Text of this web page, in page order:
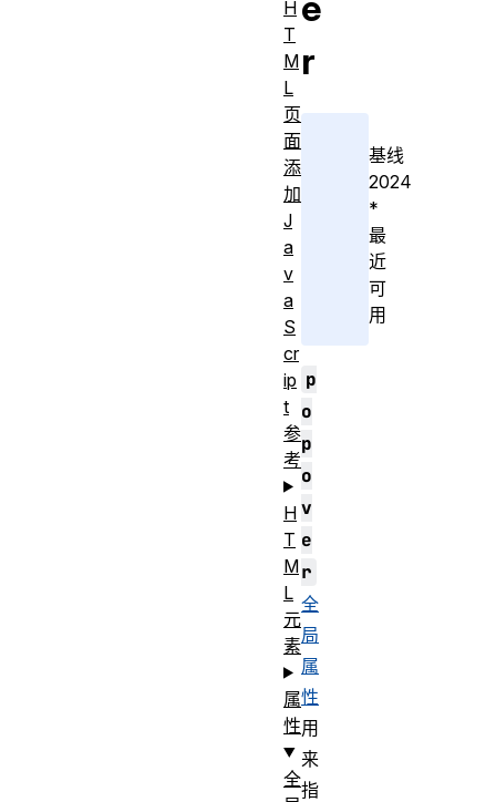
r
基线
2024
*
最
近
可
用
p
o
p
o
v
e
r
全
局
属
性
用
来
指
H
T
M
L
页
面
添
加
J
a
v
a
S
cr
ip
t
参
考
H
T
M
L
元
素
属
性
全